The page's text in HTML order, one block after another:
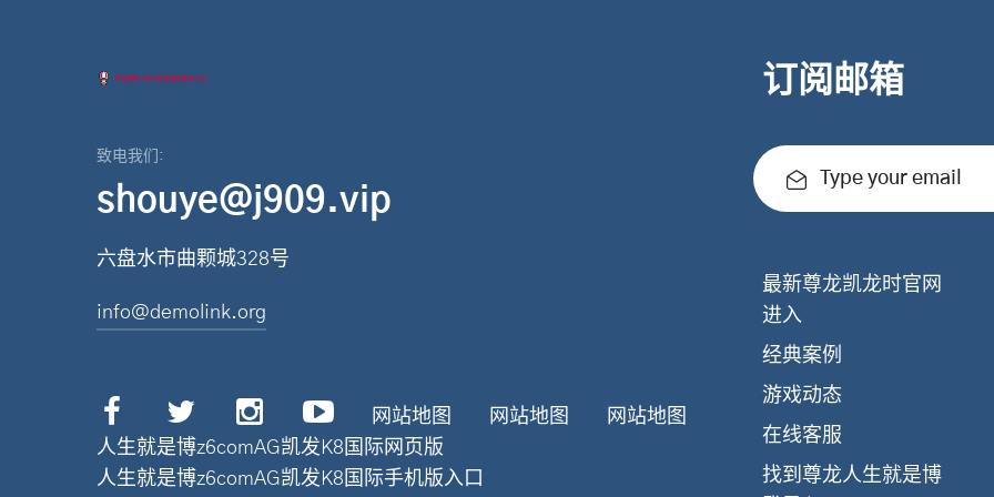
致电我们:
shouye@j909.vip
六盘水市曲颗城328号
info@demolink.org
网站地图 网站地图
网站地图
人生就是博z6comAG凯发K8国际网页版
人生就是博z6comAG凯发K8国际手机版入口
订阅邮箱
Type your email
最新尊龙凯龙时官网
进入
经典案例
游戏动态
在线客服
找到尊龙人生就是博